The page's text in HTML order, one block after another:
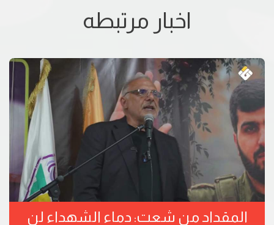
اخبار مرتبطه
المقداد من شعت: دماء الشهداء لن